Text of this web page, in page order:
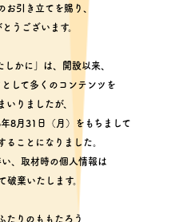
お引き立てを賜り、
うございます。
しかに」は、開設以来、
して多くのコンテンツを
いりましたが、
8月31日（月）をもちまして
ることになりました。
、取材時の個人情報は
破棄いたします。
たりのももたろう